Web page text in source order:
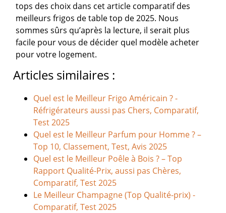
tops des choix dans cet article comparatif des
meilleurs frigos de table top de 2025. Nous
sommes sûrs qu’après la lecture, il serait plus
facile pour vous de décider quel modèle acheter
pour votre logement.
Articles similaires :
Quel est le Meilleur Frigo Américain ? -
Réfrigérateurs aussi pas Chers, Comparatif,
Test 2025
Quel est le Meilleur Parfum pour Homme ? –
Top 10, Classement, Test, Avis 2025
Quel est le Meilleur Poêle à Bois ? – Top
Rapport Qualité-Prix, aussi pas Chères,
Comparatif, Test 2025
Le Meilleur Champagne (Top Qualité-prix) -
Comparatif, Test 2025